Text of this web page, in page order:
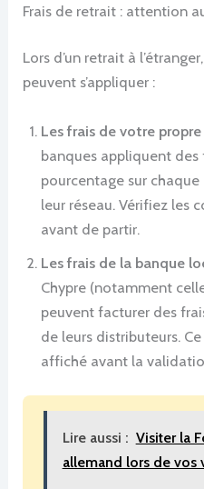
Frais de retrait : attention
Lors d’un retrait à
peuvent s’appliquer :
Les frais de votre
banques appliquent
pourcentage sur
leur réseau. Vérifiez les
avant de partir.
Les frais de la banque
Chypre (notamment
peuvent facturer des
de leurs distributeurs.
affiché avant la
Lire aussi : Visiter la
allemand lors de vos